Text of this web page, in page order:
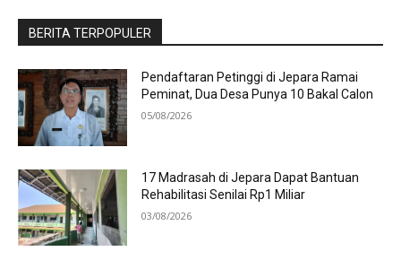
BERITA TERPOPULER
Pendaftaran Petinggi di Jepara Ramai
Peminat, Dua Desa Punya 10 Bakal Calon
05/08/2026
17 Madrasah di Jepara Dapat Bantuan
Rehabilitasi Senilai Rp1 Miliar
03/08/2026